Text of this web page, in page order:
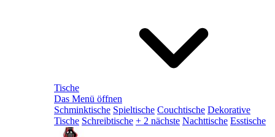
Tische
Das Menü öffnen
Schminktische Spieltische Couchtische Dekorative
Tische Schreibtische + 2 nächste Nachttische Esstische